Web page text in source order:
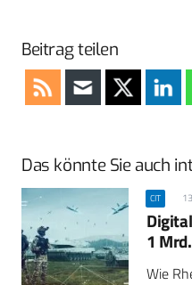
Beitrag teilen
Das könnte Sie auch
CIT
1
Wie